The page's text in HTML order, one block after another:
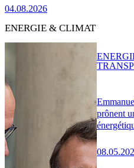
04.08.2026
ENERGIE & CLIMAT
prônent